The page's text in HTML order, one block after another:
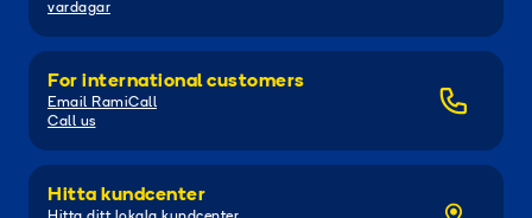
vardagar
For international customers
Email RamiCall
Call us
Hitta kundcenter